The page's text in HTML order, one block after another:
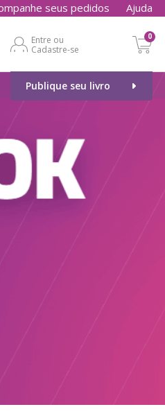
seus pedidos Ajuda
Entre ou
Cadastre-se
0
Publique seu livro